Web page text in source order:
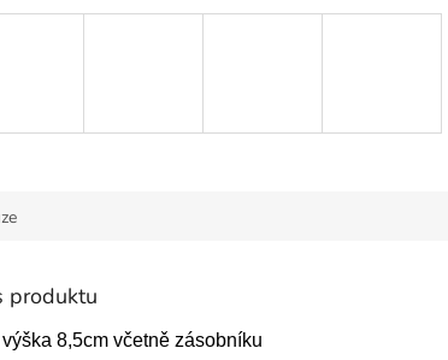
produktu
8,5cm včetně zásobníku